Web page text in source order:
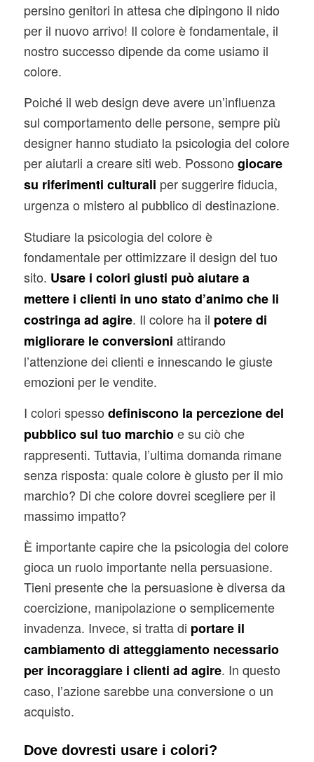
persino genitori in attesa che dipingono il nido
per il nuovo arrivo! Il colore è fondamentale, il
nostro successo dipende da come usiamo il
colore.
Poiché il web design deve avere un’influenza
sul comportamento delle persone, sempre più
designer hanno studiato la psicologia del colore
per aiutarli a creare siti web. Possono giocare
su riferimenti culturali per suggerire fiducia,
urgenza o mistero al pubblico di destinazione.
Studiare la psicologia del colore è
fondamentale per ottimizzare il design del tuo
sito. Usare i colori giusti può aiutare a
mettere i clienti in uno stato d’animo che li
costringa ad agire. Il colore ha il potere di
migliorare le conversioni attirando
l’attenzione dei clienti e innescando le giuste
emozioni per le vendite.
I colori spesso definiscono la percezione del
pubblico sul tuo marchioe su ciò che
rappresenti. Tuttavia, l’ultima domanda rimane
senza risposta: quale colore è giusto per il mio
marchio? Di che colore dovrei scegliere per il
massimo impatto?
È importante capire che la psicologia del colore
gioca un ruolo importante nella persuasione.
Tieni presente che la persuasione è diversa da
coercizione, manipolazione o semplicemente
invadenza. Invece, si tratta di portare il
cambiamento di atteggiamento necessario
per incoraggiare i clienti ad agire. In questo
caso, l’azione sarebbe una conversione o un
acquisto.
Dove dovresti usare i colori?